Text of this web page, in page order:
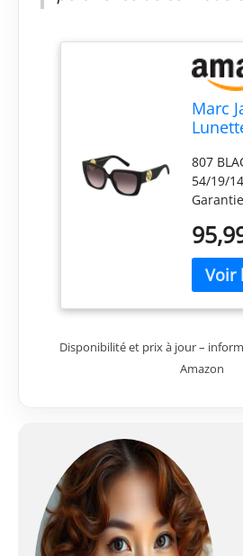
Marc
687/S
54/
Femme
807
54/19/
Garantie
Disponibilité et prix à jour –
Amazon